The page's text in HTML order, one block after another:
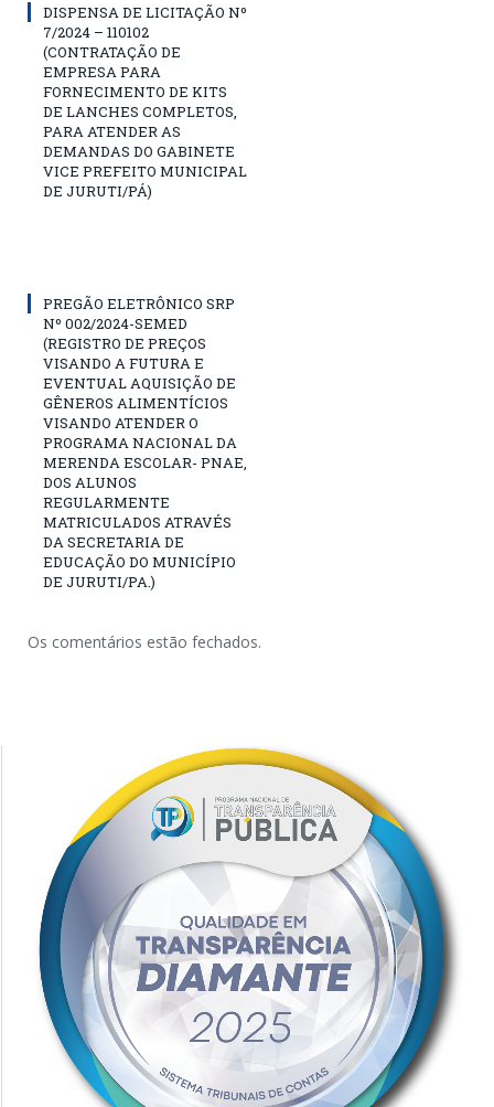
DISPENSA DE LICITAÇÃO Nº
7/2024 – 110102
(CONTRATAÇÃO DE
EMPRESA PARA
FORNECIMENTO DE KITS
DE LANCHES COMPLETOS,
PARA ATENDER AS
DEMANDAS DO GABINETE
VICE PREFEITO MUNICIPAL
DE JURUTI/PÁ)
PREGÃO ELETRÔNICO SRP
Nº 002/2024-SEMED
(REGISTRO DE PREÇOS
VISANDO A FUTURA E
EVENTUAL AQUISIÇÃO DE
GÊNEROS ALIMENTÍCIOS
VISANDO ATENDER O
PROGRAMA NACIONAL DA
MERENDA ESCOLAR- PNAE,
DOS ALUNOS
REGULARMENTE
MATRICULADOS ATRAVÉS
DA SECRETARIA DE
EDUCAÇÃO DO MUNICÍPIO
DE JURUTI/PA.)
Os comentários estão fechados.